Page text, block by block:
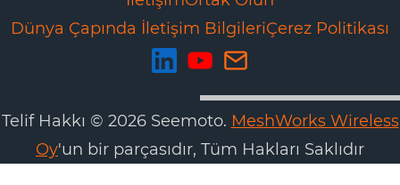
Dünya Çapında İletişim BilgileriÇerez Politikası
Telif Hakkı © 2026 Seemoto. MeshWorks Wireless
Oy'un bir parçasıdır, Tüm Hakları Saklıdır